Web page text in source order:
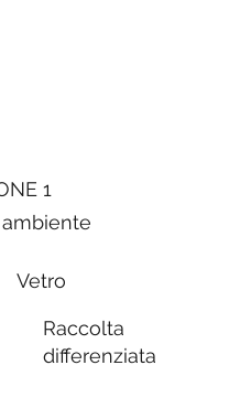
1
Vetro
Raccolta
differenziata